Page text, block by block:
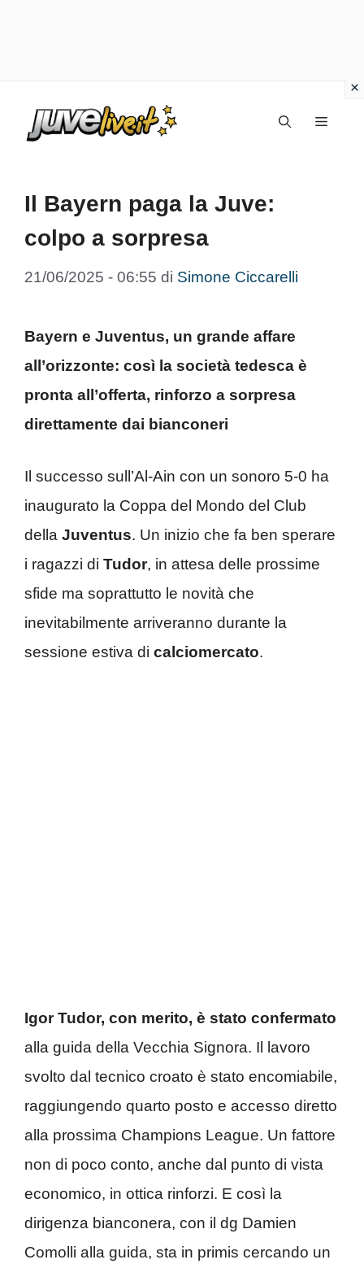
Menu
Il Bayern paga la Juve:
colpo a sorpresa
21/06/2025 - 06:55 di Simone Ciccarelli
Bayern e Juventus, un grande affare
all’orizzonte: così la società tedesca è
pronta all’offerta, rinforzo a sorpresa
direttamente dai bianconeri
Il successo sull’Al-Ain con un sonoro 5-0 ha
inaugurato la Coppa del Mondo del Club
della Juventus. Un inizio che fa ben sperare
i ragazzi di Tudor, in attesa delle prossime
sfide ma soprattutto le novità che
inevitabilmente arriveranno durante la
sessione estiva di calciomercato.
Igor Tudor, con merito, è stato confermato
alla guida della Vecchia Signora. Il lavoro
svolto dal tecnico croato è stato encomiabile,
raggiungendo quarto posto e accesso diretto
alla prossima Champions League. Un fattore
non di poco conto, anche dal punto di vista
economico, in ottica rinforzi. E così la
dirigenza bianconera, con il dg Damien
Comolli alla guida, sta in primis cercando un